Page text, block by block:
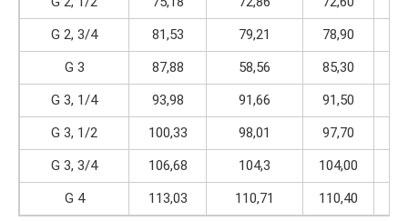
G 2, 3/4
81,53 79,21 78,90
G 3
87,88 58,56 85,30
G 3, 1/4
93,98 91,66 91,50
G 3, 1/2
100,33 98,01 97,70
G 3, 3/4
106,68 104,3 104,00
G 4
113,03 110,71 110,40